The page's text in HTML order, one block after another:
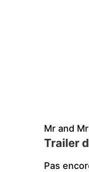
Mr and
Trailer
Pas